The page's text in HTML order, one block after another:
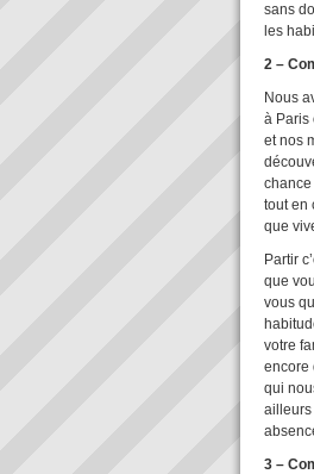
sans
les
2 –
Nous
à Paris
et nos
tout en
que
Partir
que
vous
votre
encore
qui
ailleurs
3 –